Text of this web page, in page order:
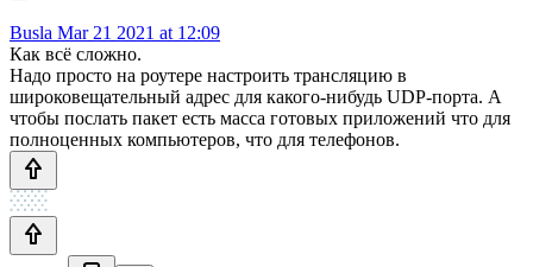
Busla Mar 21 2021 at 12:09
Как всё сложно.
Надо просто на роутере настроить трансляцию в
широковещательный адрес для какого-нибудь UDP-порта. А
чтобы послать пакет есть масса готовых приложений что для
полноценных компьютеров, что для телефонов.